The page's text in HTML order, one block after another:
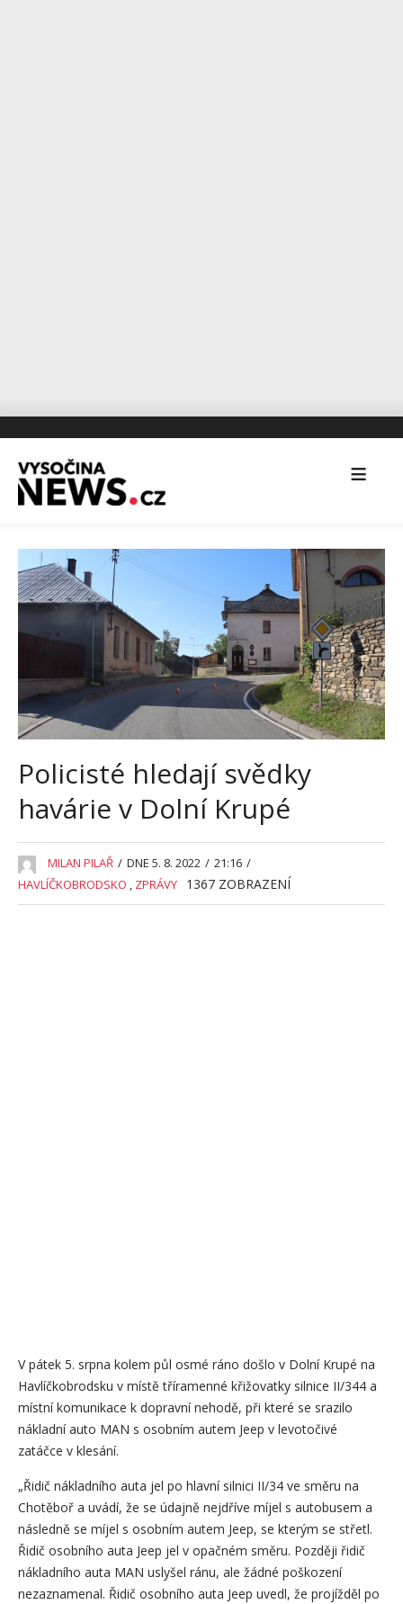
Policisté hledají svědky
havárie v Dolní Krupé
MILAN PILAŘ / DNE 5. 8. 2022 / 21:16 /
HAVLÍČKOBRODSKO , ZPRÁVY 1367 ZOBRAZENÍ
V pátek 5. srpna kolem půl osmé ráno došlo v Dolní Krupé na
Havlíčkobrodsku v místě tříramenné křižovatky silnice II/344 a
místní komunikace k dopravní nehodě, při které se srazilo
nákladní auto MAN s osobním autem Jeep v levotočivé
zatáčce v klesání.
„Řidič nákladního auta jel po hlavní silnici II/34 ve směru na
Chotěboř a uvádí, že se údajně nejdříve míjel s autobusem a
následně se míjel s osobním autem Jeep, se kterým se střetl.
Řidič osobního auta Jeep jel v opačném směru. Později řidič
nákladního auta MAN uslyšel ránu, ale žádné poškození
nezaznamenal. Řidič osobního auta Jeep uvedl, že projížděl po